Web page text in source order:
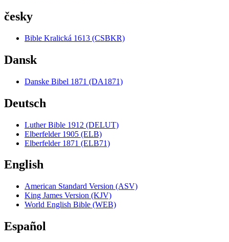
česky
Bible Kralická 1613 (CSBKR)
Dansk
Danske Bibel 1871 (DA1871)
Deutsch
Luther Bible 1912 (DELUT)
Elberfelder 1905 (ELB)
Elberfelder 1871 (ELB71)
English
American Standard Version (ASV)
King James Version (KJV)
World English Bible (WEB)
Español